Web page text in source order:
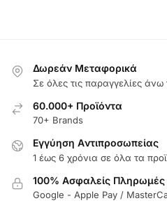
Δωρεάν Μεταφορικά
Σε όλες τις παραγγελίες
60.000+ Προϊόντα
70+ Brands
Εγγύηση Aντιπροσωπείας
1 έως 6 χρόνια σε όλα τα
100% Ασφαλείς Πληρωμές
Google - Apple Pay /